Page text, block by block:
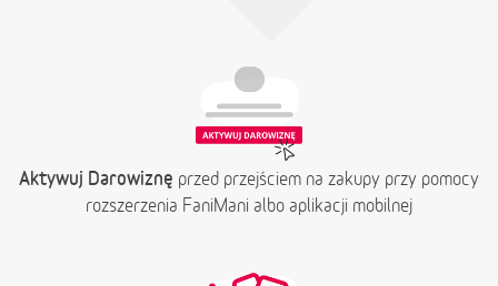
Aktywuj Darowiznę przed przejściem na zakupy przy pomocy
rozszerzenia FaniMani albo aplikacji mobilnej